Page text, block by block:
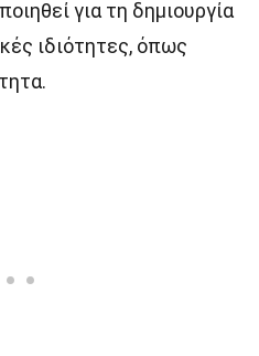
για τη δημιουργία
ιδιότητες, όπως